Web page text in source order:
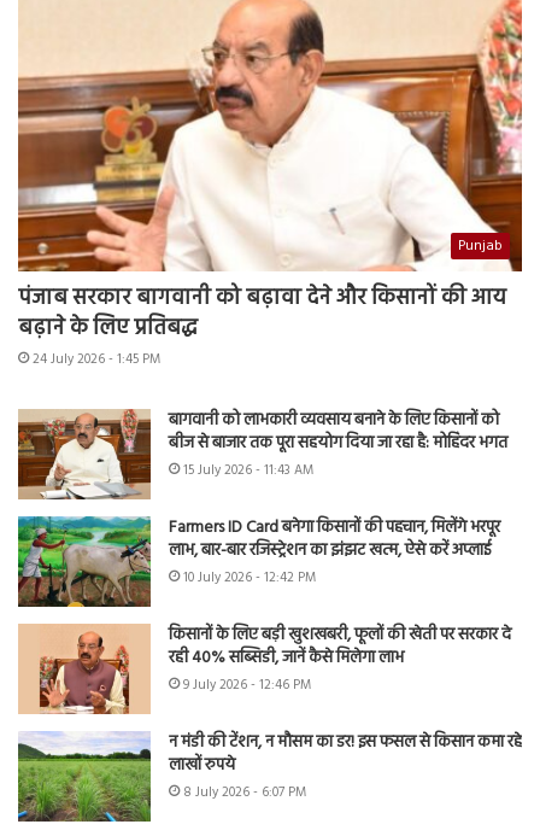
Punjab
पंजाब सरकार बागवानी को बढ़ावा देने और किसानों की आय
बढ़ाने के लिए प्रतिबद्ध
24 July 2026 - 1:45 PM
बागवानी को लाभकारी व्यवसाय बनाने के लिए किसानों को
बीज से बाजार तक पूरा सहयोग दिया जा रहा है: मोहिंदर भगत
15 July 2026 - 11:43 AM
Farmers ID Card बनेगा किसानों की पहचान, मिलेंगे भरपूर
लाभ, बार-बार रजिस्ट्रेशन का झंझट खत्म, ऐसे करें अप्लाई
10 July 2026 - 12:42 PM
किसानों के लिए बड़ी खुशखबरी, फूलों की खेती पर सरकार दे
रही 40% सब्सिडी, जानें कैसे मिलेगा लाभ
9 July 2026 - 12:46 PM
न मंडी की टेंशन, न मौसम का डर! इस फसल से किसान कमा रहे
लाखों रुपये
8 July 2026 - 6:07 PM